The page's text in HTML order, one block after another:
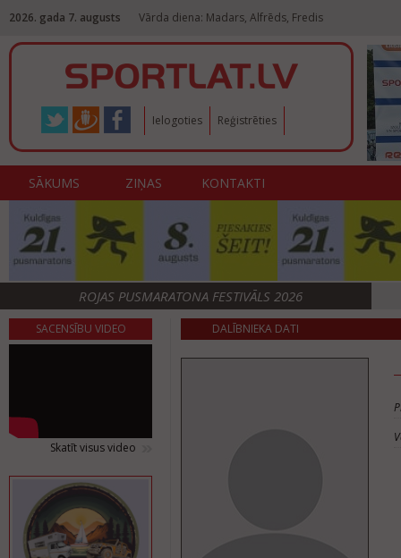
2026. gada 7. augusts Vārda diena: Madars, Alfrēds, Fredis
Ielogoties Reģistrēties
SĀKUMS ZIŅAS KONTAKTI
ROJAS PUSMARATONA FESTIVĀLS 2026
SACENSĪBU VIDEO
Skatīt visus video
DALĪBNIEKA DATI